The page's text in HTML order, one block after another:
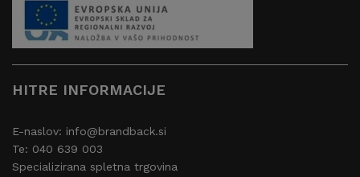
HITRE INFORMACIJE
E-naslov: info@brandback.si
Te: 040 639 003
Specializirana spletna trgovina